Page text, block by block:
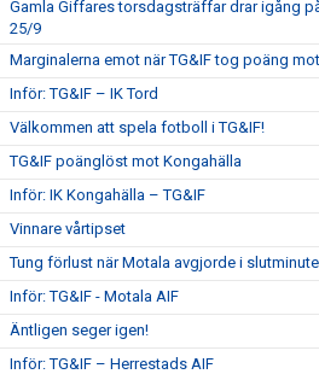
Gamla Giffares torsdagsträffar drar igång
25/9
Marginalerna emot när TG&IF tog poäng
Inför: TG&IF – IK Tord
Välkommen att spela fotboll i TG&IF!
TG&IF poänglöst mot Kongahälla
Inför: IK Kongahälla – TG&IF
Vinnare vårtipset
Tung förlust när Motala avgjorde i
Inför: TG&IF - Motala AIF
Äntligen seger igen!
Inför: TG&IF – Herrestads AIF